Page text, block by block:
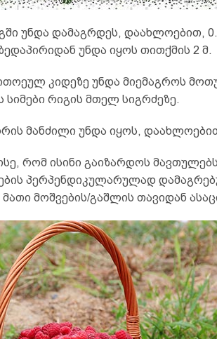
უნდა დამაგრდეს, დაახლოებით,
უნდა იყოს თითქმის 2 მ.
კიდეზე უნდა მიემაგროს
რიგის მთელ სიგრძეზე.
მანძილი უნდა იყოს,
რომ ისინი გაიზარდოს
პერპენდიკულარულად
მათი მოშვების/გაშლის თავიდან